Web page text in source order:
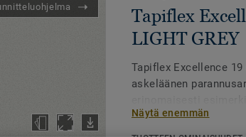
Tapiflex
LIGHT GREY
Tapiflex Excellence
askeläänen
hoivakoteihin, joissa
asemassa.
Näytä enemmän